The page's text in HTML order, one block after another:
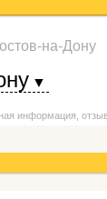
на-Дону
информация,